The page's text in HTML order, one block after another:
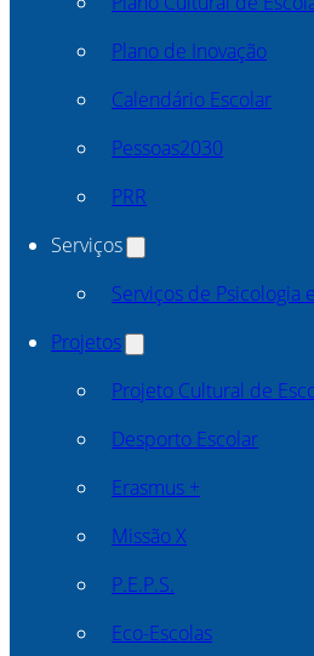
Plano de Inovação
Calendário Escolar
Pessoas2030
PRR
Serviços
Serviços de Psicologia
Projetos
Projeto Cultural de
Desporto Escolar
Erasmus +
Missão X
P.E.P.S.
Eco-Escolas